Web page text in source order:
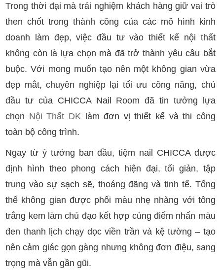
Trong thời đại mà trải nghiệm khách hàng giữ vai trò
then chốt trong thành công của các mô hình kinh
doanh làm đẹp, việc đầu tư vào thiết kế nội thất
không còn là lựa chọn mà đã trở thành yêu cầu bắt
buộc. Với mong muốn tạo nên một không gian vừa
đẹp mắt, chuyên nghiệp lại tối ưu công năng, chủ
đầu tư của CHICCA Nail Room đã tin tưởng lựa
chọn Nội Thất DK làm đơn vị thiết kế và thi công
toàn bộ công trình.
Ngay từ ý tưởng ban đầu, tiệm nail CHICCA được
định hình theo phong cách hiện đại, tối giản, tập
trung vào sự sạch sẽ, thoáng đãng và tinh tế. Tổng
thể không gian được phối màu nhẹ nhàng với tông
trắng kem làm chủ đạo kết hợp cùng điểm nhấn màu
đen thanh lịch chạy dọc viền trần và kệ tường – tạo
nên cảm giác gọn gàng nhưng không đơn điệu, sang
trọng mà vẫn gần gũi.